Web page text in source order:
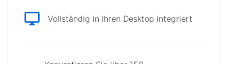
Vollständig in Ihren Desktop integriert